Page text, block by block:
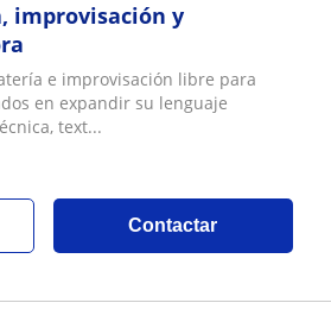
improvisación y
e improvisación libre para
en expandir su lenguaje
text...
Contactar